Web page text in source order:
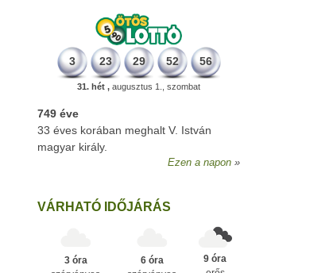
3 23 29 52 56
31. hét , augusztus 1., szombat
749 éve
33 éves korában meghalt V. István
magyar király.
Ezen a napon
VÁRHATÓ IDŐJÁRÁS
3 óra
6 óra
9 óra